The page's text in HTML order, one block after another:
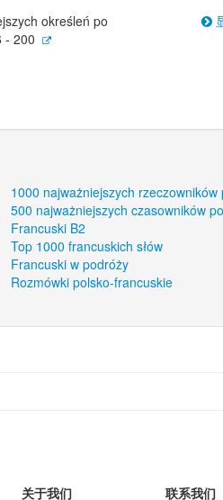
określeń po
- 200
1000 najważniejszych rzeczowników
500 najważniejszych czasowników
Francuski B2
Top 1000 francuskich słów
Francuski w podróży
Rozmówki polsko-francuskie
关于我们 联系我们